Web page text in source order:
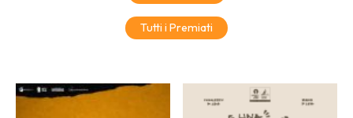
Tutti i Premiati